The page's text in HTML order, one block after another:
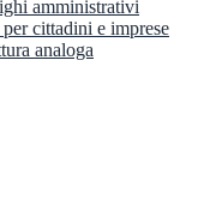
amministrativi
cittadini e imprese
analoga